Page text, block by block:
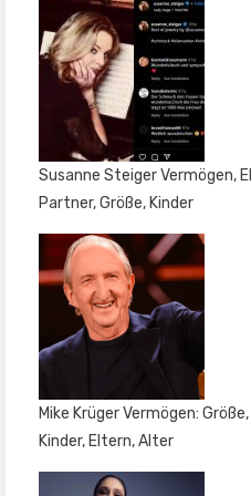
Susanne Steiger Vermögen,
Partner, Größe, Kinder
Mike Krüger Vermögen:
Kinder, Eltern, Alter